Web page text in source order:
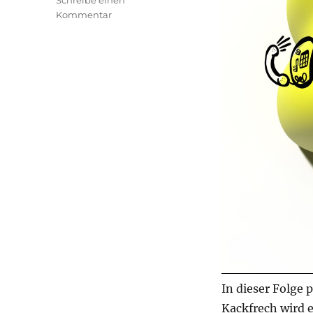
In dieser Folge
Kackfrech wird
Kommentarzu